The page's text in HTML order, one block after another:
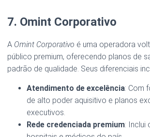
7. Omint Corporativo
A Omint Corporativo é uma operadora
público premium, oferecendo planos de
padrão de qualidade. Seus diferenciais
Atendimento de excelência: Com
de alto poder aquisitivo e planos
executivos.
Rede credenciada premium: Inclui